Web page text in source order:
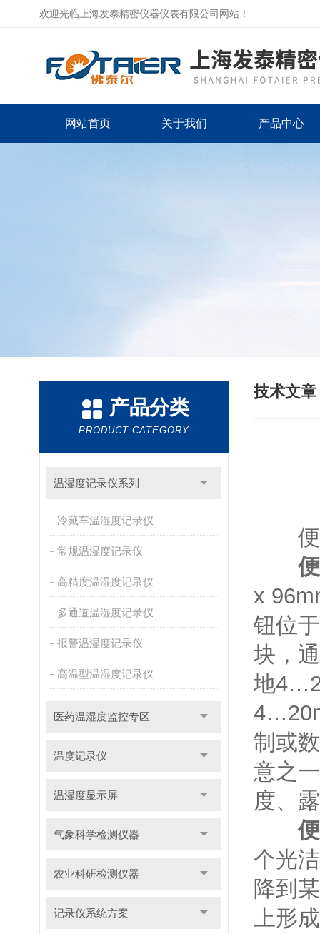
欢迎光临上海发泰精密仪器仪表有限公司网站！
网站首页 关于我们 产品中心
产品分类
PRODUCT CATEGORY
温湿度记录仪系列
冷藏车温湿度记录仪
常规温湿度记录仪
高精度温湿度记录仪
多通道温湿度记录仪
报警温湿度记录仪
高温型温湿度记录仪
医药温湿度监控专区
温度记录仪
温湿度显示屏
气象科学检测仪器
农业科研检测仪器
记录仪系统方案
技术文章
便
x
钮位
块，
地
制或
意之
度、
个光
降到
上形